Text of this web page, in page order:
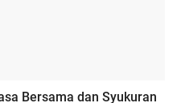
Bersama dan Syukuran